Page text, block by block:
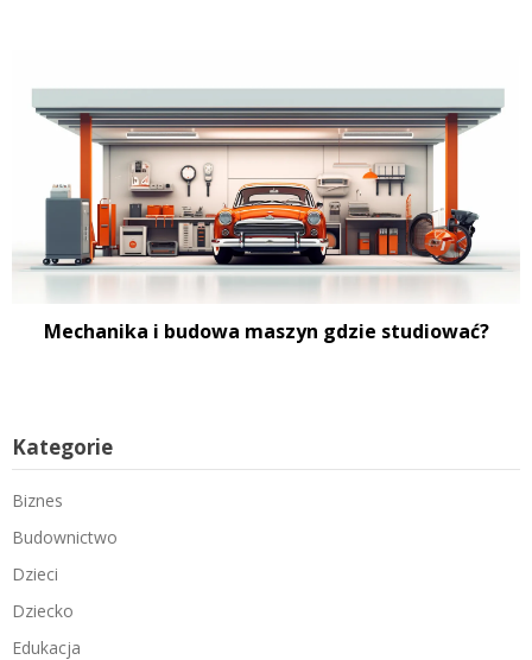
Mechanika i budowa maszyn gdzie studiować?
Kategorie
Biznes
Budownictwo
Dzieci
Dziecko
Edukacja